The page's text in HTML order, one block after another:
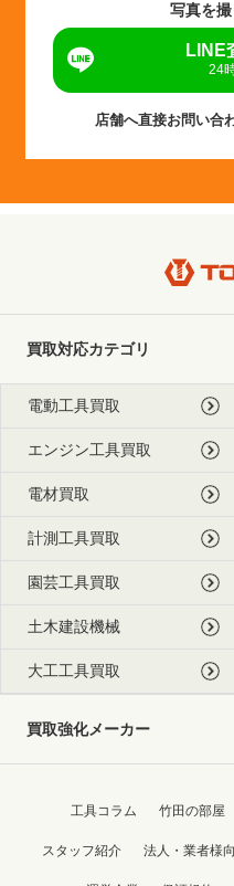
写真を
LINE
24
店舗へ直接お問い合
買取対応カテゴリ
電動工具買取
エンジン工具買取
電材買取
計測工具買取
園芸工具買取
土木建設機械
大工工具買取
買取強化メーカー
工具コラム 竹田の部屋
スタッフ紹介 法人・業者様